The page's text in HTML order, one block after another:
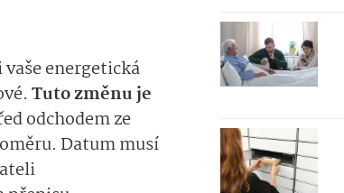
energetická
Tuto změnu je
odchodem ze
Datum musí